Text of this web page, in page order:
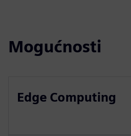
Mogućnosti
Edge Computing